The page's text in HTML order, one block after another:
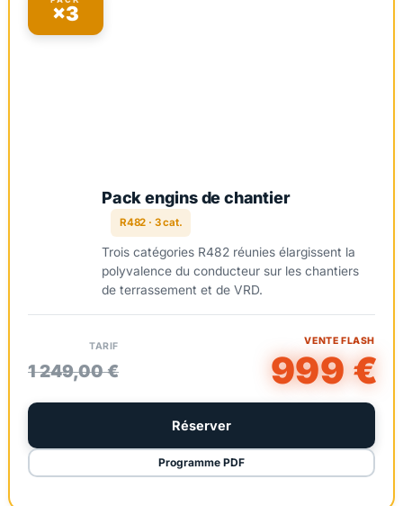
×3
Pack engins de chantier
R482 · 3 cat.
Trois catégories R482 réunies élargissent la
polyvalence du conducteur sur les chantiers
de terrassement et de VRD.
TARIF
1 249,00 €
VENTE FLASH
999 €
Réserver
Programme PDF